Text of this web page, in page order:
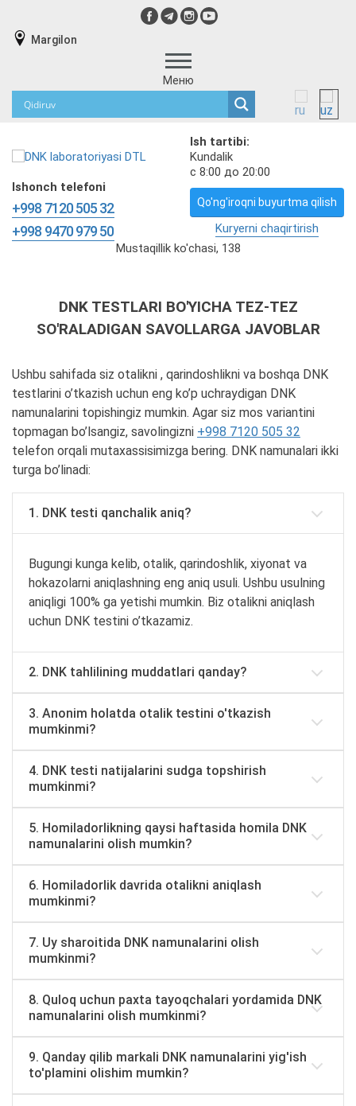
Margilon
Меню
Ish tartibi:
Kundalik
с 8:00 до 20:00
Ishonch telefoni
+998 7120 505 32
+998 9470 979 50
Qo'ng'iroqni buyurtma qilish
Kuryerni chaqirtirish
Mustaqillik ko'chasi, 138
DNK TESTLARI BO'YICHA TEZ-TEZ
SO'RALADIGAN SAVOLLARGA JAVOBLAR
Ushbu sahifada siz otalikni , qarindoshlikni va boshqa DNK
testlarini o’tkazish uchun eng ko’p uchraydigan DNK
namunalarini topishingiz mumkin. Agar siz mos variantini
topmagan bo’lsangiz, savolingizni +998 7120 505 32
telefon orqali mutaxassisimizga bering. DNK namunalari ikki
turga bo’linadi:
1. DNK testi qanchalik aniq?
Bugungi kunga kelib, otalik, qarindoshlik, xiyonat va
hokazolarni aniqlashning eng aniq usuli. Ushbu usulning
aniqligi 100% ga yetishi mumkin. Biz otalikni aniqlash
uchun DNK testini o’tkazamiz.
2. DNK tahlilining muddatlari qanday?
3. Anonim holatda otalik testini o'tkazish
mumkinmi?
4. DNK testi natijalarini sudga topshirish
mumkinmi?
5. Homiladorlikning qaysi haftasida homila DNK
namunalarini olish mumkin?
6. Homiladorlik davrida otalikni aniqlash
mumkinmi?
7. Uy sharoitida DNK namunalarini olish
mumkinmi?
8. Quloq uchun paxta tayoqchalari yordamida DNK
namunalarini olish mumkinmi?
9. Qanday qilib markali DNK namunalarini yig'ish
to'plamini olishim mumkin?